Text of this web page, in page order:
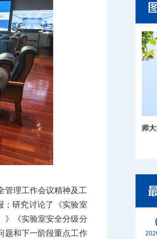
管理工作会议精神及工
；研究讨论了《实验室
》《实验室安全分级分
题和下一阶段重点工作
师